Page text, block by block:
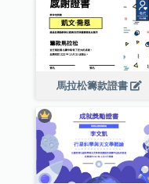
馬拉松籌款證書